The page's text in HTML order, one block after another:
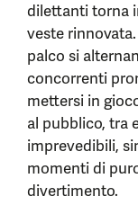
dilettanti torna
veste
palco si
concorrenti
mettersi in
al pubblico, tra
imprevedibili,
momenti di
divertimento.